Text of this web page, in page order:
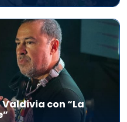
Valdivia con “La